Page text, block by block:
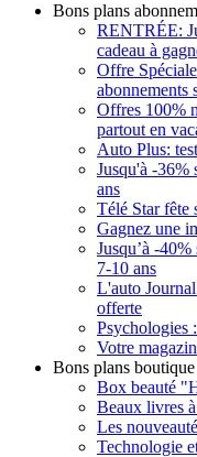
Bons plans
RENTRÉE:
cadeau à
Offre
abonnements
Offres 100%
partout en
Auto Plus:
Jusqu'à -36%
ans
Télé Star fête
Gagnez une
Jusqu’à -
7-10 ans
L'auto
offerte
Psychologies
Votre
Bons plans boutique
Box beauté
Beaux livres
Les
Technologie